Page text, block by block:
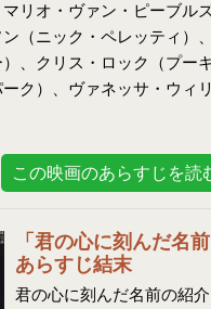
リオ・ヴァン・ピーブル
（ニック・ペレッティ）
）、クリス・ロック（プー
ク）、ヴァネッサ・ウィ
この映画のあらすじを読
「君の心に刻んだ名
あらすじ結末
君の心に刻んだ名前の紹